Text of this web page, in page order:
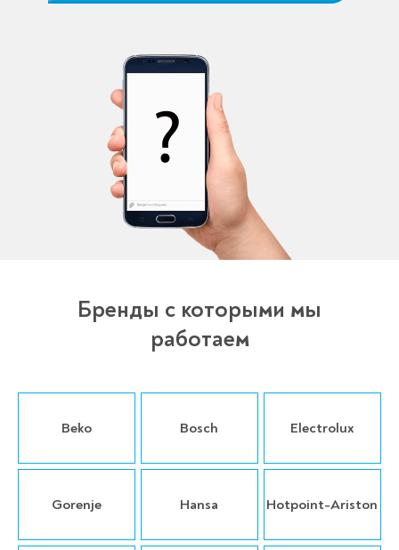
Бренды с которыми мы
работаем
Beko Bosch Electrolux
Gorenje Hansa Hotpoint-Ariston